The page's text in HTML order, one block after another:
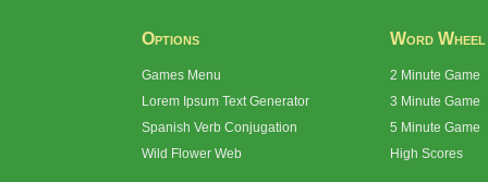
Options
Games Menu
Lorem Ipsum Text Generator
Spanish Verb Conjugation
Wild Flower Web
Word Wheel
2 Minute Game
3 Minute Game
5 Minute Game
High Scores